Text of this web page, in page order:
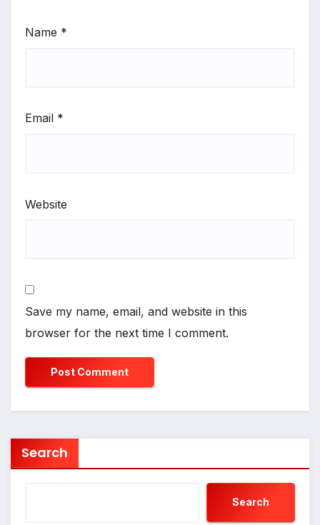
Name *
Email *
Website
Save my name, email, and website in this
browser for the next time I comment.
Search
Search